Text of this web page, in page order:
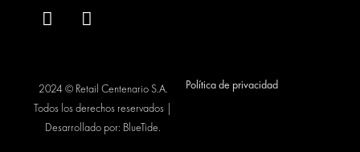
2024 © Retail Centenario S.A.
Todos los derechos reservados |
Desarrollado por: BlueTide.
Política de privacidad